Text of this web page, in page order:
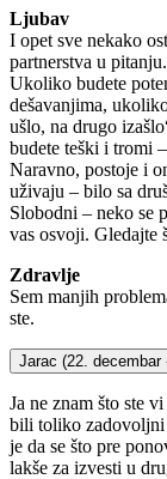
Ljubav
I opet sve nekako
partnerstva u
Ukoliko budete
dešavanjima,
ušlo, na drugo
budete teški i tromi
Naravno, postoje i
uživaju – bilo sa
Slobodni – neko se
vas osvoji. Gledajte
Zdravlje
Sem manjih
ste.
Jarac (22. decembar
Ja ne znam što ste
bili toliko zadovoljni
je da se što pre
lakše za izvesti u